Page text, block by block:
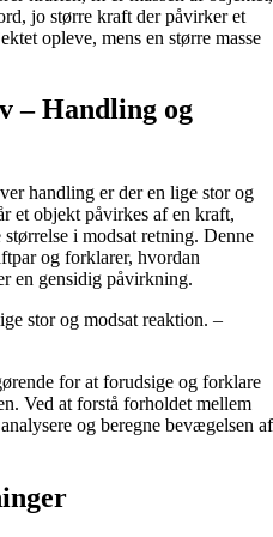
jo større kraft der påvirker et
opleve, mens en større masse
– Handling og
handling er der en lige stor og
et objekt påvirkes af en kraft,
i modsat retning. Denne
og forklarer, hvordan
en gensidig påvirkning.
stor og modsat reaktion. –
for at forudsige og forklare
Ved at forstå forholdet mellem
og beregne bevægelsen af